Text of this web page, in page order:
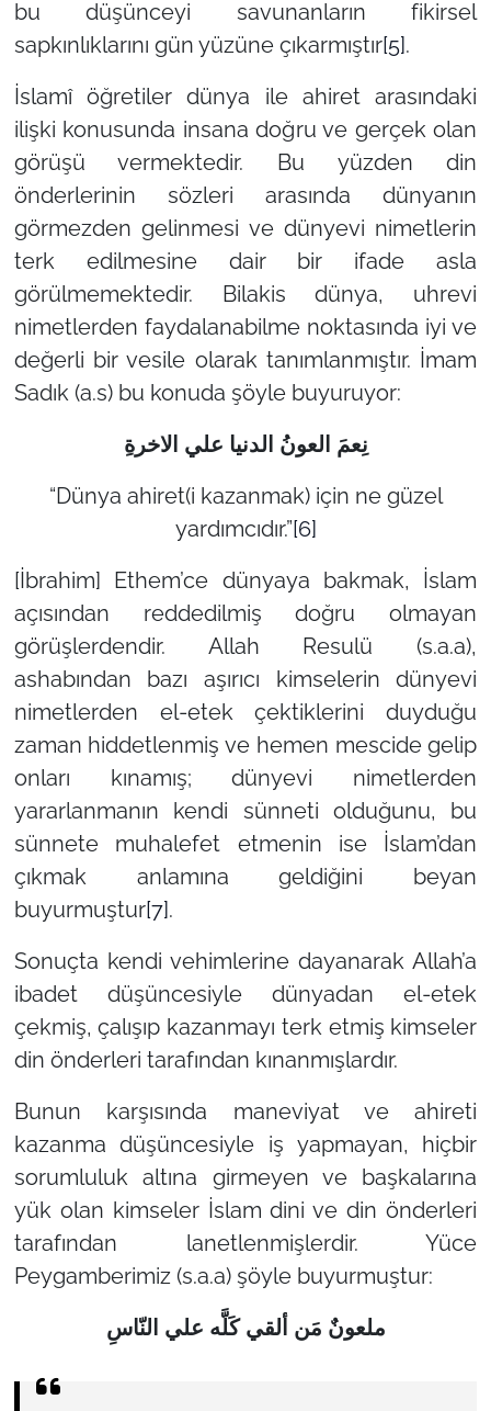
bu düşünceyi savunanların fikirsel
sapkınlıklarını gün yüzüne çıkarmıştır[5].
İslamî öğretiler dünya ile ahiret arasındaki
ilişki konusunda insana doğru ve gerçek olan
görüşü vermektedir. Bu yüzden din
önderlerinin sözleri arasında dünyanın
görmezden gelinmesi ve dünyevi nimetlerin
terk edilmesine dair bir ifade asla
görülmemektedir. Bilakis dünya, uhrevi
nimetlerden faydalanabilme noktasında iyi ve
değerli bir vesile olarak tanımlanmıştır. İmam
Sadık (a.s) bu konuda şöyle buyuruyor:
نِعمَ العونُ الدنيا علي الاخرةِ
“Dünya ahiret(i kazanmak) için ne güzel
yardımcıdır.”[6]
[İbrahim] Ethem’ce dünyaya bakmak, İslam
açısından reddedilmiş doğru olmayan
görüşlerdendir. Allah Resulü (s.a.a),
ashabından bazı aşırıcı kimselerin dünyevi
nimetlerden el-etek çektiklerini duyduğu
zaman hiddetlenmiş ve hemen mescide gelip
onları kınamış; dünyevi nimetlerden
yararlanmanın kendi sünneti olduğunu, bu
sünnete muhalefet etmenin ise İslam’dan
çıkmak anlamına geldiğini beyan
buyurmuştur[7].
Sonuçta kendi vehimlerine dayanarak Allah’a
ibadet düşüncesiyle dünyadan el-etek
çekmiş, çalışıp kazanmayı terk etmiş kimseler
din önderleri tarafından kınanmışlardır.
Bunun karşısında maneviyat ve ahireti
kazanma düşüncesiyle iş yapmayan, hiçbir
sorumluluk altına girmeyen ve başkalarına
yük olan kimseler İslam dini ve din önderleri
tarafından lanetlenmişlerdir. Yüce
Peygamberimiz (s.a.a) şöyle buyurmuştur:
ملعونٌ مَن ألقي کَلَّه علي النّاسِ